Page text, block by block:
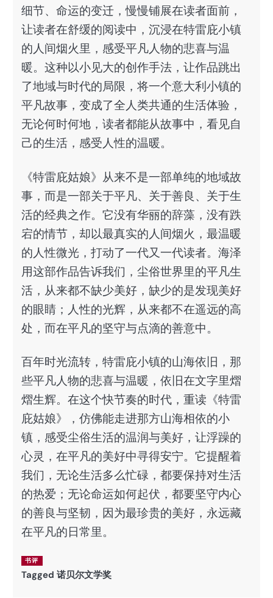
细节、命运的变迁，慢慢铺展在读者面前，
让读者在舒缓的阅读中，沉浸在特雷庇小镇
的人间烟火里，感受平凡人物的悲喜与温
暖。这种以小见大的创作手法，让作品跳出
了地域与时代的局限，将一个意大利小镇的
平凡故事，变成了全人类共通的生活体验，
无论何时何地，读者都能从故事中，看见自
己的生活，感受人性的温暖。
《特雷庇姑娘》从来不是一部单纯的地域故
事，而是一部关于平凡、关于善良、关于生
活的经典之作。它没有华丽的辞藻，没有跌
宕的情节，却以最真实的人间烟火，最温暖
的人性微光，打动了一代又一代读者。海泽
用这部作品告诉我们，尘俗世界里的平凡生
活，从来都不缺少美好，缺少的是发现美好
的眼睛；人性的光辉，从来都不在遥远的高
处，而在平凡的坚守与点滴的善意中。
百年时光流转，特雷庇小镇的山海依旧，那
些平凡人物的悲喜与温暖，依旧在文字里熠
熠生辉。在这个快节奏的时代，重读《特雷
庇姑娘》，仿佛能走进那方山海相依的小
镇，感受尘俗生活的温润与美好，让浮躁的
心灵，在平凡的美好中寻得安宁。它提醒着
我们，无论生活多么忙碌，都要保持对生活
的热爱；无论命运如何起伏，都要坚守内心
的善良与坚韧，因为最珍贵的美好，永远藏
在平凡的日常里。
书评
Tagged 诺贝尔文学奖